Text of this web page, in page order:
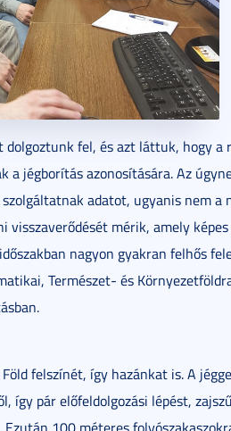
fel, és azt láttuk, hogy a
a jégborítás azonosítására. Az
adatot, ugyanis nem a
mérik, amely
nagyon gyakran felhős
Természet- és
felszínét, így hazánkat is. A
így pár előfeldolgozási lépést,